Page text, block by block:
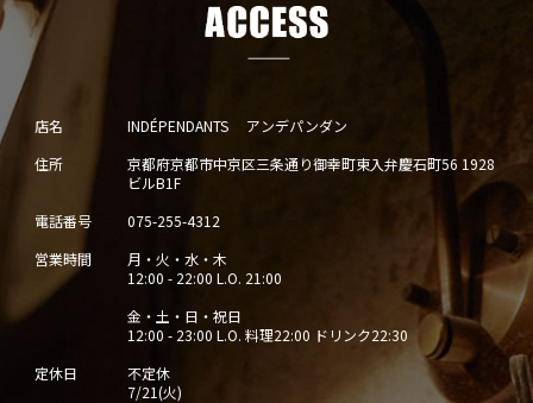
店名
INDÉPENDANTS アンデパンダン
住所
京都府京都市中京区三条通り御幸町東入弁慶石町56 1928
ビルB1F
電話番号
075-255-4312
営業時間
月・火・水・木
12:00 - 22:00 L.O. 21:00
金・土・日・祝日
12:00 - 23:00 L.O. 料理22:00 ドリンク22:30
定休日
不定休
7/21(火)